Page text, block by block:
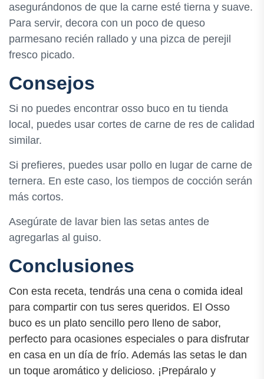
asegurándonos de que la carne esté tierna y suave.
Para servir, decora con un poco de queso
parmesano recién rallado y una pizca de perejil
fresco picado.
Consejos
Si no puedes encontrar osso buco en tu tienda
local, puedes usar cortes de carne de res de calidad
similar.
Si prefieres, puedes usar pollo en lugar de carne de
ternera. En este caso, los tiempos de cocción serán
más cortos.
Asegúrate de lavar bien las setas antes de
agregarlas al guiso.
Conclusiones
Con esta receta, tendrás una cena o comida ideal
para compartir con tus seres queridos. El Osso
buco es un plato sencillo pero lleno de sabor,
perfecto para ocasiones especiales o para disfrutar
en casa en un día de frío. Además las setas le dan
un toque aromático y delicioso. ¡Prepáralo y